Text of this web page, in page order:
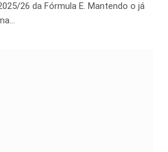
26 da Fórmula E. Mantendo o já